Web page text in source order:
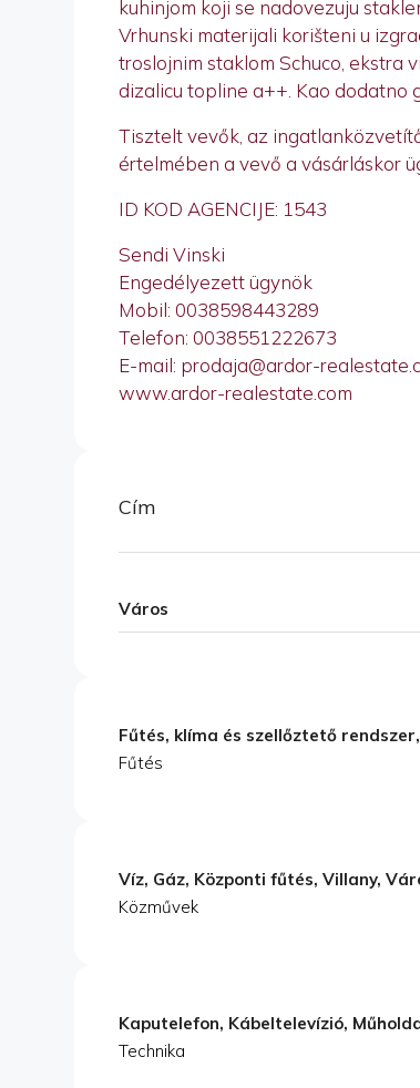
kuhinjom koji se nadovezuju
Vrhunski materijali korišteni u
troslojnim staklom Schuco, ekstra
dizalicu topline a++. Kao dodatno
Tisztelt vevők, az
értelmében a vevő a vásárláskor
ID KOD AGENCIJE: 1543
Sendi Vinski
Engedélyezett ügynök
Mobil: 0038598443289
Telefon: 0038551222673
E-mail: prodaja@ardor-
www.ardor-realestate.com
Cím
Város
Fűtés, klíma és szellőztető rendszer,
Fűtés
Víz, Gáz, Központi fűtés, Villany,
Közművek
Kaputelefon, Kábeltelevízió,
Technika